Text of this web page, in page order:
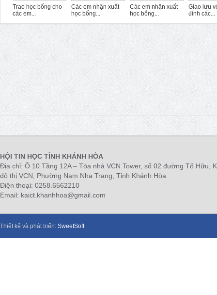
Trao học bổng cho
các em...
Các em nhận xuất
học bổng...
Các em nhận xuất
học bổng...
Giao lưu
đình các...
HỘI TIN HỌC TỈNH KHÁNH HÒA
Địa chỉ: Ô 10 Tầng 12A – Tòa nhà VCN Tower, số 02 đường Tố Hữu,
đô thị VCN, Phường Nam Nha Trang, Tỉnh Khánh Hòa
Điện thoại: 0258.6562210
Email: kaict.khanhhoa@gmail.com
Thiết kế và phát triển: SweetSoft